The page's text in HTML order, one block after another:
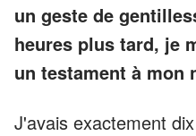
un geste de
heures plus tard, je
un testament à mon
J'avais exactement